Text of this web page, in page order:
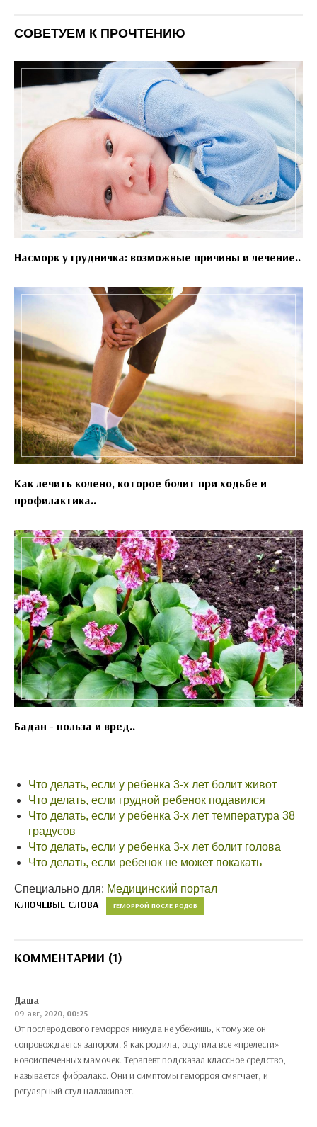
СОВЕТУЕМ К ПРОЧТЕНИЮ
Насморк у грудничка: возможные причины и лечение..
Как лечить колено, которое болит при ходьбе и
профилактика..
Бадан - польза и вред..
Что делать, если у ребенка 3-х лет болит живот
Что делать, если грудной ребенок подавился
Что делать, если у ребенка 3-х лет температура 38
градусов
Что делать, если у ребенка 3-х лет болит голова
Что делать, если ребенок не может покакать
Специально для: Медицинский портал
КЛЮЧЕВЫЕ СЛОВА ГЕМОРРОЙ ПОСЛЕ РОДОВ
КОММЕНТАРИИ (1)
Даша
09-авг, 2020, 00:25
От послеродового геморроя никуда не убежишь, к тому же он
сопровождается запором. Я как родила, ощутила все «прелести»
новоиспеченных мамочек. Терапевт подсказал классное средство,
называется фибралакс. Они и симптомы геморроя смягчает, и
регулярный стул налаживает.